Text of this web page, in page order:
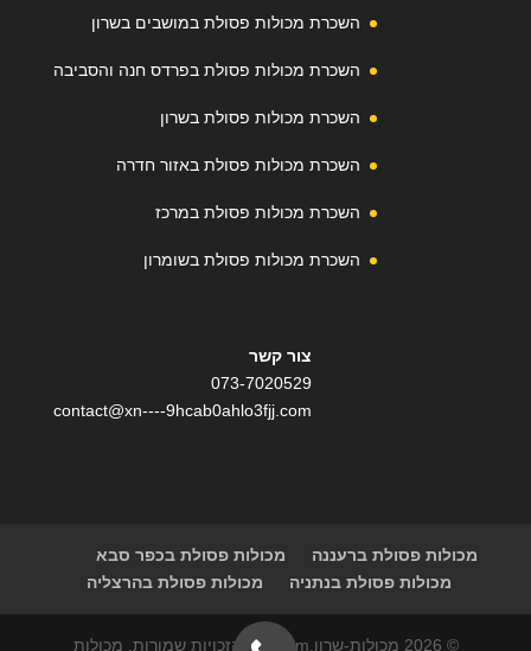
השכרת מכולות פסולת במושבים בשרון
השכרת מכולות פסולת בפרדס חנה והסביבה
השכרת מכולות פסולת בשרון
השכרת מכולות פסולת באזור חדרה
השכרת מכולות פסולת במרכז
השכרת מכולות פסולת בשומרון
צור קשר
073-7020529
contact@xn----9hcab0ahlo3fjj.com
מכולות פסולת ברעננה
מכולות פסולת בכפר סבא
מכולות פסולת בנתניה
מכולות פסולת בהרצליה
© 2026 מכולות-שרון.com | כל הזכויות שמורות. מכולות